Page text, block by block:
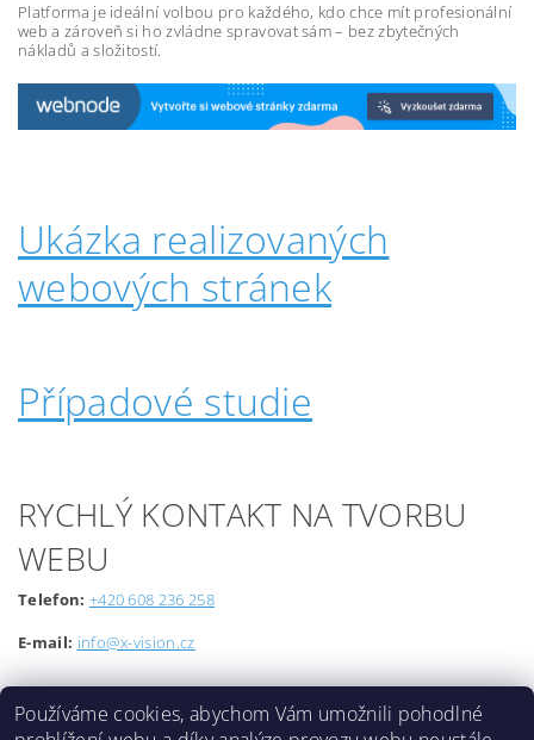
Platforma je ideální volbou pro každého, kdo chce mít profesionální
web a zároveň si ho zvládne spravovat sám – bez zbytečných
nákladů a složitostí.
Ukázka realizovaných
webových stránek
Případové studie
RYCHLÝ KONTAKT NA TVORBU
WEBU
Telefon: +420 608 236 258
E-mail: info@x-vision.cz
Používáme cookies, abychom Vám umožnili pohodlné